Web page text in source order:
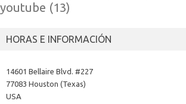
youtube (13)
HORAS E INFORMACIÓN
14601 Bellaire Blvd. #227
77083 Houston (Texas)
USA